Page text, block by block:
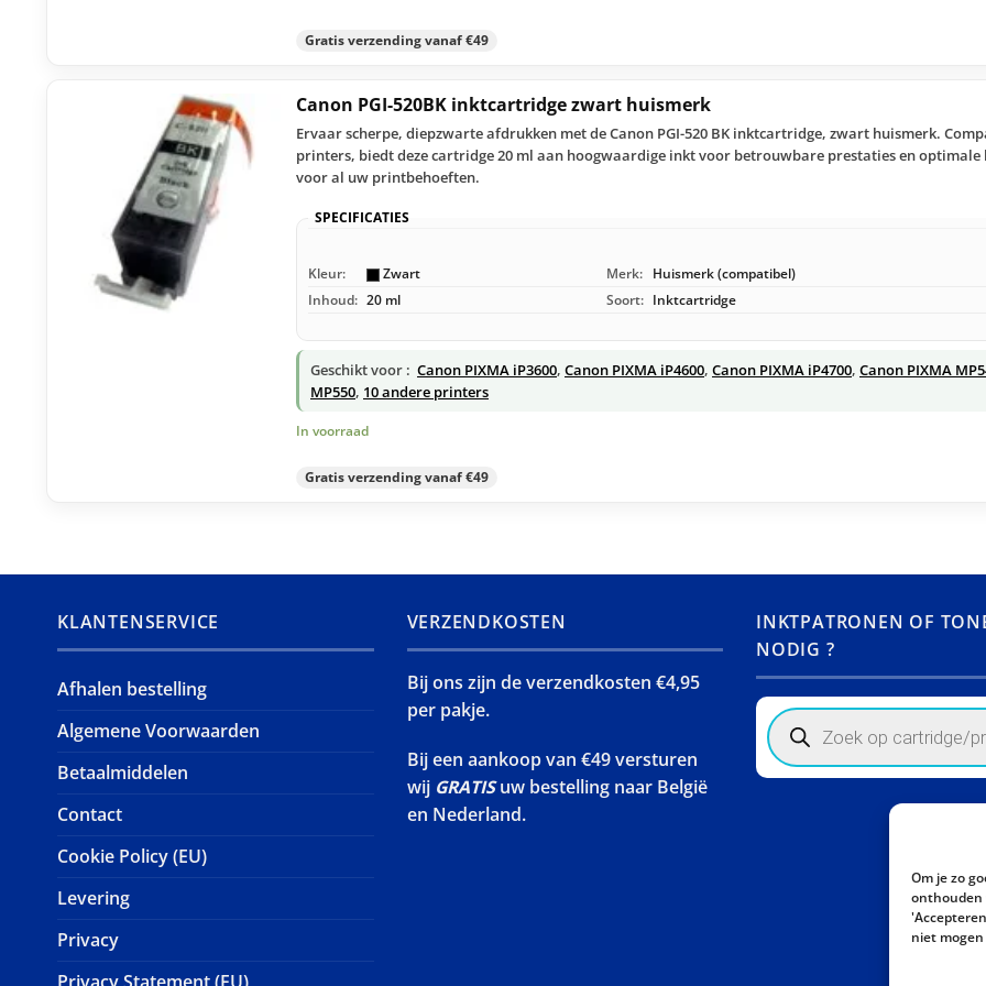
Om je zo
onthouden
niet
Gratis verzending vanaf €49
Canon PGI-520BK inktcartridge zwart huismerk
Ervaar scherpe, diepzwarte afdrukken met de Canon PGI-520 BK inktcartridge, zwart huismerk.
printers, biedt deze cartridge 20 ml aan hoogwaardige inkt voor betrouwbare prestaties en optimale
voor al uw printbehoeften.
SPECIFICATIES
Kleur: Zwart Merk: Huismerk (compatibel)
Inhoud: 20 ml Soort: Inktcartridge
Geschikt voor : Canon PIXMA iP3600, Canon PIXMA iP4600, Canon PIXMA iP4700, Canon PIXMA
MP550, 10 andere printers
In voorraad
Gratis verzending vanaf €49
KLANTENSERVICE
Afhalen bestelling
Algemene Voorwaarden
Betaalmiddelen
Contact
Cookie Policy (EU)
Levering
Privacy
VERZENDKOSTEN
Bij ons zijn de verzendkosten €4,95
per pakje.
Bij een aankoop van €49 versturen
wij GRATISuw bestelling naar België
en Nederland.
INKTPATRONEN OF
NODIG ?
Products
search